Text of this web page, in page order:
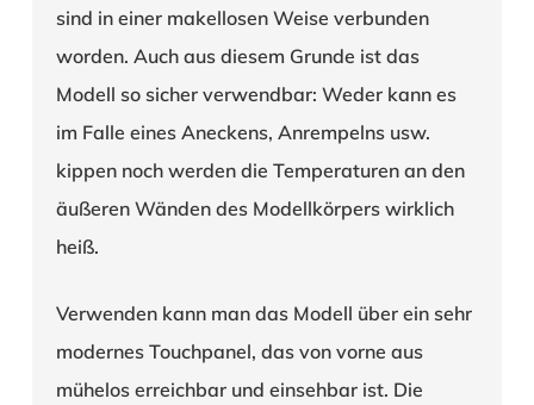
sind in einer makellosen Weise verbunden
worden. Auch aus diesem Grunde ist das
Modell so sicher verwendbar: Weder kann es
im Falle eines Aneckens, Anrempelns usw.
kippen noch werden die Temperaturen an den
äußeren Wänden des Modellkörpers wirklich
heiß.
Verwenden kann man das Modell über ein sehr
modernes Touchpanel, das von vorne aus
mühelos erreichbar und einsehbar ist. Die